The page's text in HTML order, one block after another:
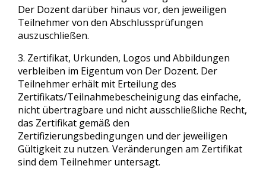
Der Dozent darüber hinaus vor, den jeweiligen
Teilnehmer von den Abschlussprüfungen
auszuschließen.
3. Zertifikat, Urkunden, Logos und Abbildungen
verbleiben im Eigentum von Der Dozent. Der
Teilnehmer erhält mit Erteilung des
Zertifikats/Teilnahmebescheinigung das einfache,
nicht übertragbare und nicht ausschließliche Recht,
das Zertifikat gemäß den
Zertifizierungsbedingungen und der jeweiligen
Gültigkeit zu nutzen. Veränderungen am Zertifikat
sind dem Teilnehmer untersagt.